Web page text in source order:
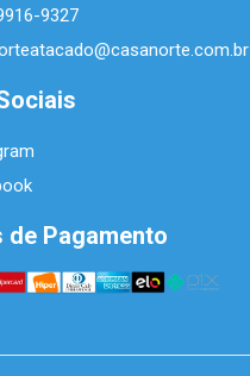
9327
de Pagamento